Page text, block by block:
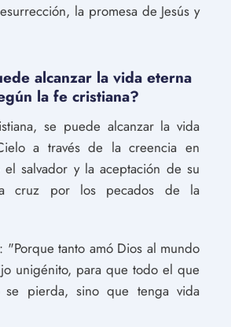
la promesa de Jesús y
alcanzar la vida eterna
la fe cristiana?
se puede alcanzar la vida
a través de la creencia en
el salvador y la aceptación de su
cruz por los pecados de la
"Porque tanto amó Dios al mundo
unigénito, para que todo el que
pierda, sino que tenga vida